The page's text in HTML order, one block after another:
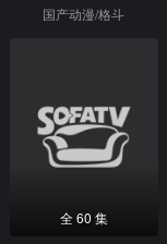
国产动漫/格斗
全 60 集